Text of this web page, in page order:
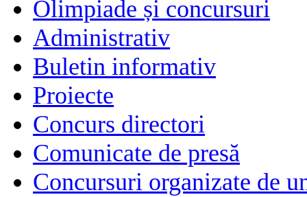
Olimpiade și concursuri
Administrativ
Buletin informativ
Proiecte
Concurs directori
Comunicate de presă
Concursuri organizate de